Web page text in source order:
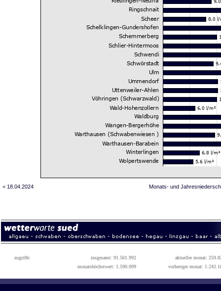
< 18.04.2024 Monats- und
zugriffe: insgesamt: 91.561.992
aktueller monat:
monatshöchstwert: 1.590.099
vorheriger monat: